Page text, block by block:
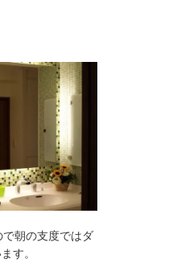
朝の支度ではダ
す。